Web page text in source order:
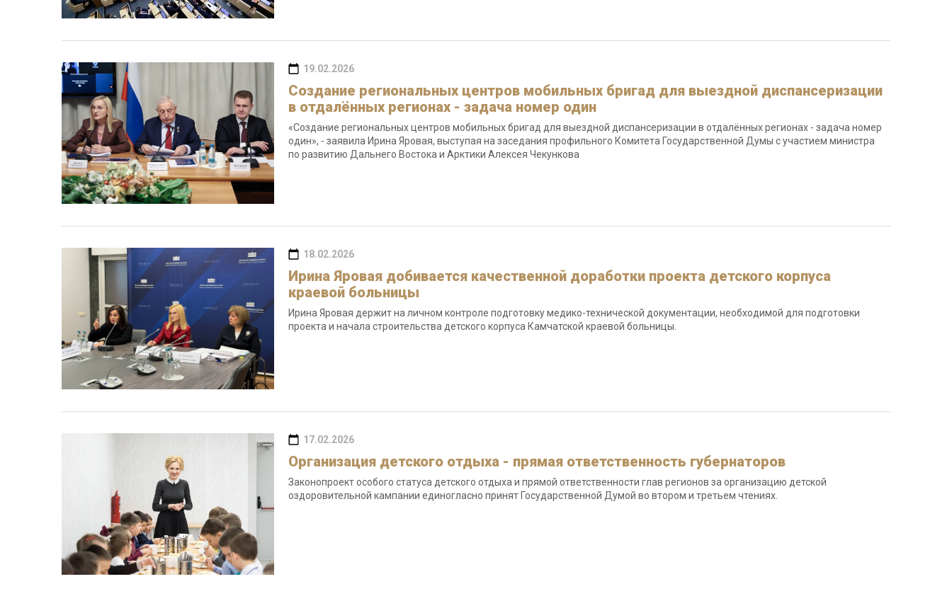
19.02.2026
Создание региональных центров мобильных бригад для выездной диспансеризации
в отдалённых регионах - задача номер один
«Создание региональных центров мобильных бригад для выездной диспансеризации в отдалённых регионах - задача номер
один», - заявила Ирина Яровая, выступая на заседания профильного Комитета Государственной Думы с участием министра
по развитию Дальнего Востока и Арктики Алексея Чекункова
18.02.2026
Ирина Яровая добивается качественной доработки проекта детского корпуса
краевой больницы
Ирина Яровая держит на личном контроле подготовку медико-технической документации, необходимой для подготовки
проекта и начала строительства детского корпуса Камчатской краевой больницы.
17.02.2026
Организация детского отдыха - прямая ответственность губернаторов
Законопроект особого статуса детского отдыха и прямой ответственности глав регионов за организацию детской
оздоровительной кампании единогласно принят Государственной Думой во втором и третьем чтениях.